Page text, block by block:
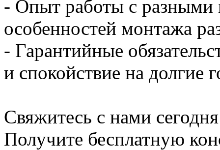
- Опыт работы с разными
особенностей монтажа
- Гарантийные
и спокойствие на долгие
Свяжитесь с нами
Получите бесплатную